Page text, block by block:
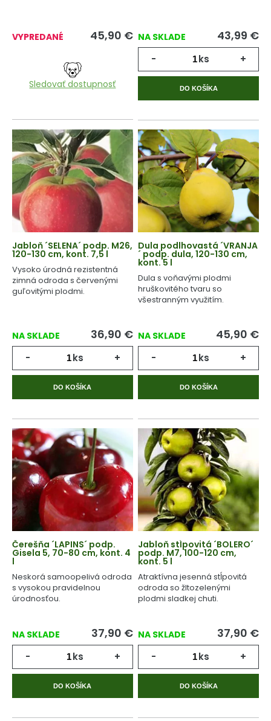
VYPREDANÉ 45,90 €
Sledovať dostupnosť
NA SKLADE 43,99 €
- ks +
DO KOŠÍKA
Jabloň ´SELENA´ podp. M26,
120-130 cm, kont. 7,5 l
Vysoko úrodná rezistentná
zimná odroda s červenými
guľovitými plodmi.
NA SKLADE 36,90 €
- ks +
DO KOŠÍKA
Dula podlhovastá ´VRANJA
´ podp. dula, 120-130 cm,
kont. 5 l
Dula s voňavými plodmi
hruškovitého tvaru so
všestranným využitím.
NA SKLADE 45,90 €
- ks +
DO KOŠÍKA
Čerešňa ´LAPINS´ podp.
Gisela 5, 70-80 cm, kont. 4
l
Neskorá samoopelivá odroda
s vysokou pravidelnou
úrodnosťou.
NA SKLADE 37,90 €
- ks +
DO KOŠÍKA
Jabloň stĺpovitá ´BOLERO´
podp. M7, 100-120 cm,
kont. 5 l
Atraktívna jesenná stĺpovitá
odroda so žltozelenými
plodmi sladkej chuti.
NA SKLADE 37,90 €
- ks +
DO KOŠÍKA